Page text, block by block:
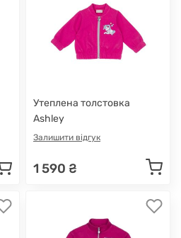
Утеплена толстовка
Ashley
Залишити відгук
1 590 ₴